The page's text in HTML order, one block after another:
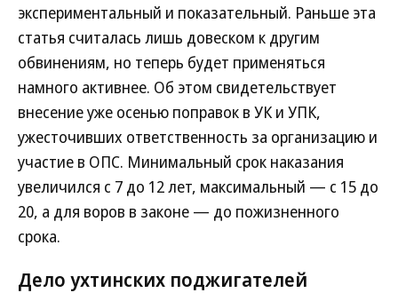
экспериментальный и показательный. Раньше эта
статья считалась лишь довеском к другим
обвинениям, но теперь будет применяться
намного активнее. Об этом свидетельствует
внесение уже осенью поправок в УК и УПК,
ужесточивших ответственность за организацию и
участие в ОПС. Минимальный срок наказания
увеличился с 7 до 12 лет, максимальный — с 15 до
20, а для воров в законе — до пожизненного
срока.
Дело ухтинских поджигателей